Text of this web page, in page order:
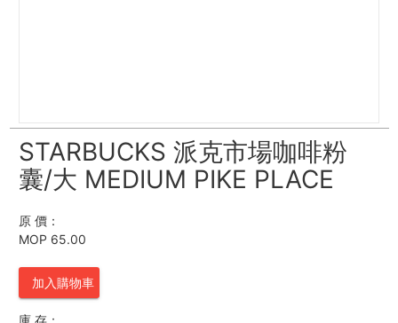
STARBUCKS 派克市場咖啡粉
囊/大 MEDIUM PIKE PLACE
原 價：
MOP 65.00
加入購物車
庫 存：